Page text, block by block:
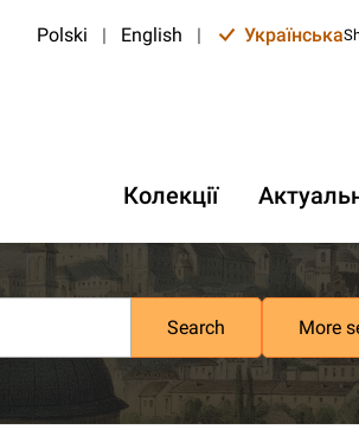
Polski | English | Українська
Колекції
Search More